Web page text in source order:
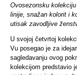
Ovosezonsku
linije, snažan kolorit i
utisak zavodljive
U svojoj četvrtoj
Vu posegao je za
sagledavanju ovog
kolekcijom predstavio